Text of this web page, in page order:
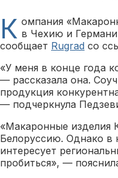
К омпания
в Чехию и
сообщает Rugrad со
«У меня в конце года
— рассказала она.
продукция
— подчеркнула
«Макаронные изделия
Белоруссию. Однако в
интересует
пробиться», —